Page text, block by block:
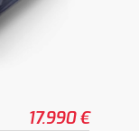
17.990 €